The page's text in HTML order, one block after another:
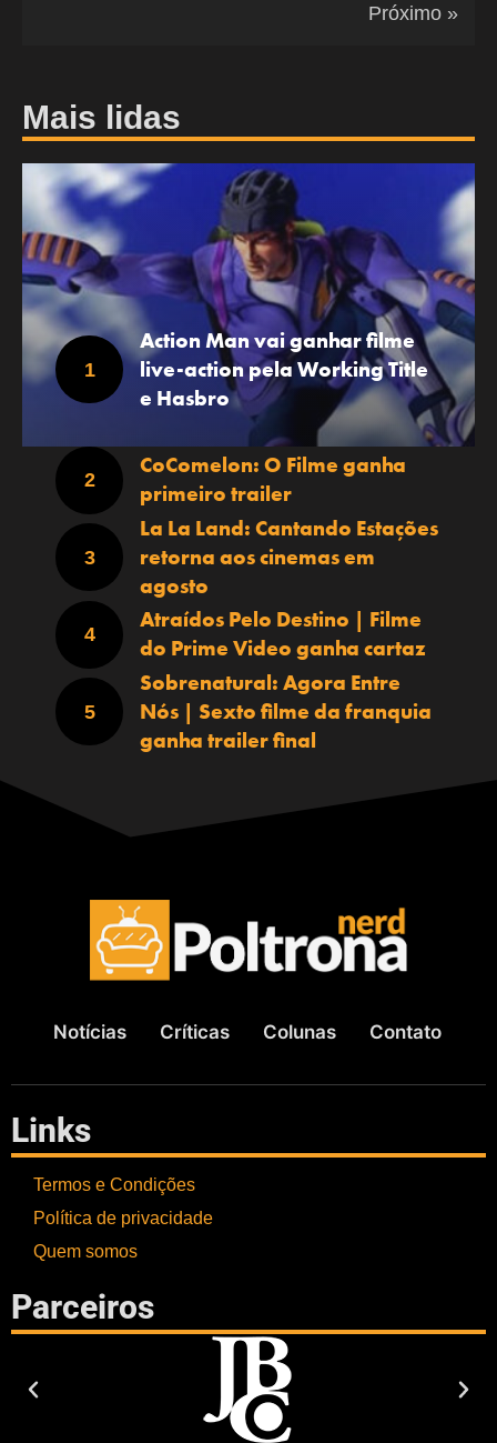
Próximo »
Mais lidas
Action Man vai ganhar filme
live-action pela Working Title
e Hasbro
CoComelon: O Filme ganha
primeiro trailer
La La Land: Cantando Estações
retorna aos cinemas em
agosto
Atraídos Pelo Destino | Filme
do Prime Video ganha cartaz
Sobrenatural: Agora Entre
Nós | Sexto filme da franquia
ganha trailer final
Notícias Críticas Colunas Contato
Links
Termos e Condições
Política de privacidade
Quem somos
Parceiros